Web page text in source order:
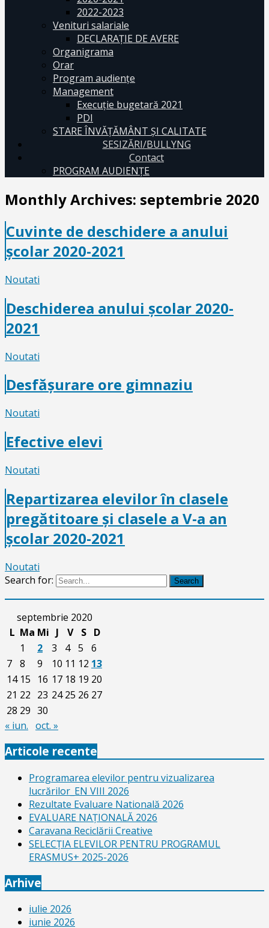
2022-2023
Venituri salariale
DECLARAŢIE DE AVERE
Organigrama
Orar
Program audiențe
Management
Execuţie bugetară 2021
PDI
STARE ÎNVĂȚĂMÂNT ȘI CALITATE
SESIZĂRI/BULLYNG
Contact
PROGRAM AUDIENŢE
Monthly Archives: septembrie 2020
Cuvinte de deschidere a anului
școlar 2020-2021
Noutati
Deschiderea anului școlar 2020-
2021
Noutati
Desfășurare ore gimnaziu
Noutati
Efective elevi
Noutati
Repartizarea elevilor în clasele
pregătitoare și clasele a V-a an
școlar 2020-2021
Noutati
Search for:
Search
septembrie 2020
L Ma Mi J V S
D
1
2 3 4 5
6
7 8 9 10 11 12 13
14 15 16 17 18 19 20
21 22 23 24 25 26 27
28 29 30
« iun. oct. »
Articole recente
Programarea elevilor pentru vizualizarea
lucrărilor_EN VIII 2026
Rezultate Evaluare Natională 2026
EVALUARE NAŢIONALĂ 2026
Caravana Reciclării Creative
SELECŢIA ELEVILOR PENTRU PROGRAMUL
ERASMUS+ 2025-2026
Arhive
iulie 2026
iunie 2026